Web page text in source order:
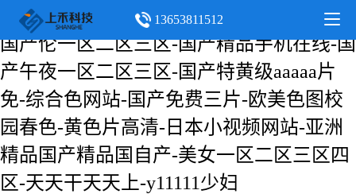
在线观看免费高清视频-六月婷婷综合-精品
国产伦一区二区三区-国产精品手机在线-国
产午夜一区二区三区-国产特黄级aaaaa片
免-综合色网站-国产免费三片-欧美色图校
园春色-黄色片高清-日本小视频网站-亚洲
精品国产精品国自产-美女一区二区三区四
区-天天干天天上-y11111少妇
13653811512